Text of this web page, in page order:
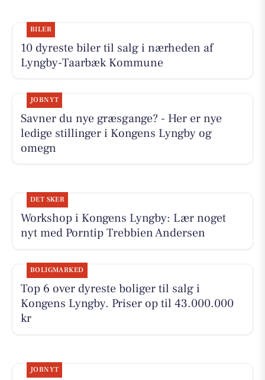
BILER
10 dyreste biler til salg i nærheden af
Lyngby-Taarbæk Kommune
JOBNYT
Savner du nye græsgange? - Her er nye
ledige stillinger i Kongens Lyngby og
omegn
DET SKER
Workshop i Kongens Lyngby: Lær noget
nyt med Porntip Trebbien Andersen
BOLIGMARKED
Top 6 over dyreste boliger til salg i
Kongens Lyngby. Priser op til 43.000.000
kr
JOBNYT